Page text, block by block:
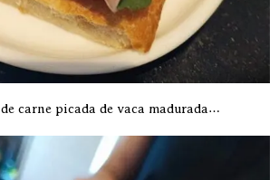
de carne picada de vaca madurada…